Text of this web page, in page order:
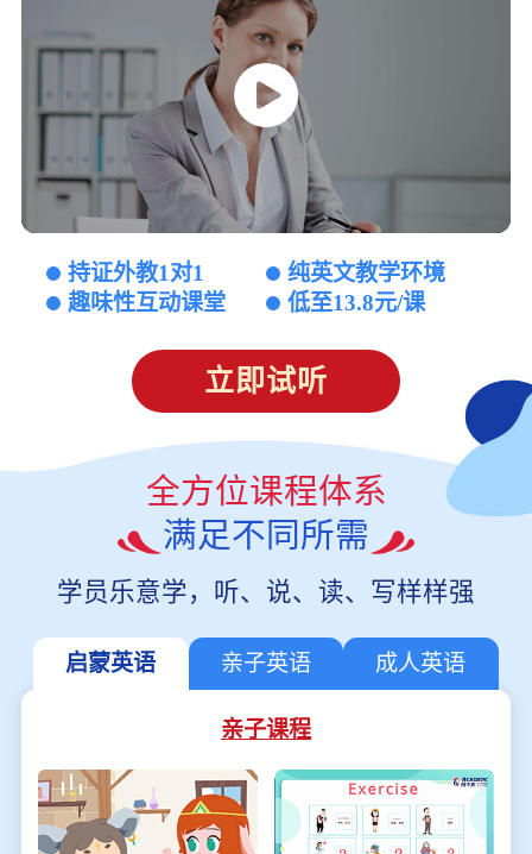
持证外教1对1
纯英文教学环境
趣味性互动课堂
低至13.8元/课
立即试听
全方位课程体系
满足不同所需
学员乐意学，听、说、读、写样样强
启蒙英语 亲子英语 成人英语
亲子课程